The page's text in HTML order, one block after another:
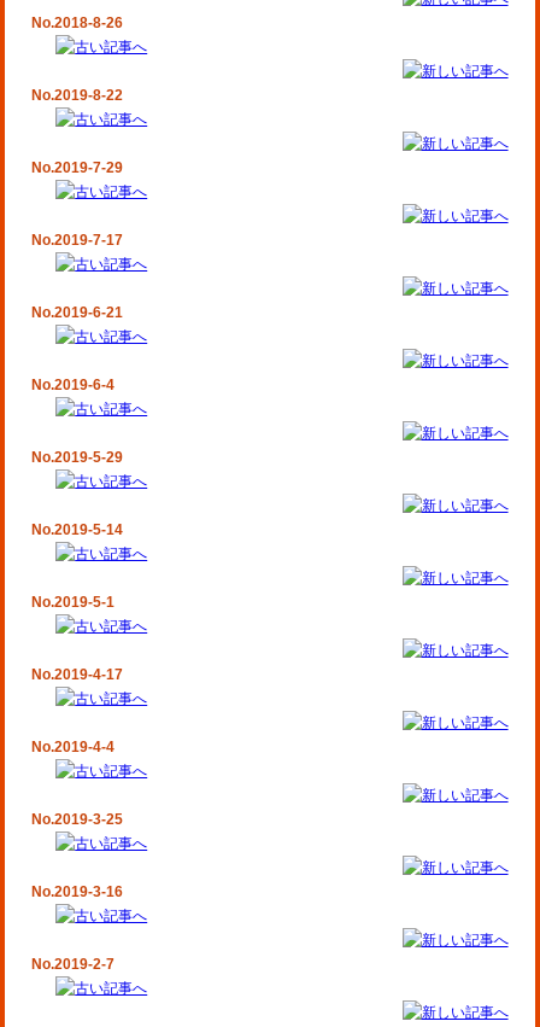
No.2018-8-26
No.2019-8-22
No.2019-7-29
No.2019-7-17
No.2019-6-21
No.2019-6-4
No.2019-5-29
No.2019-5-14
No.2019-5-1
No.2019-4-17
No.2019-4-4
No.2019-3-25
No.2019-3-16
No.2019-2-7